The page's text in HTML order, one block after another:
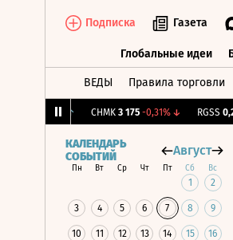
Подписка Газета
Глобальные идеи
ВЕДЫ Правила торговли
CHMK 3 175 -0,31%↓ RGSS
КАЛЕНДАРЬ
СОБЫТИЙ
Август
Пн Вт Ср Чт Пт Сб Вс
1 2
3 4 5 6 7 8 9
10 11 12 13 14 15 16